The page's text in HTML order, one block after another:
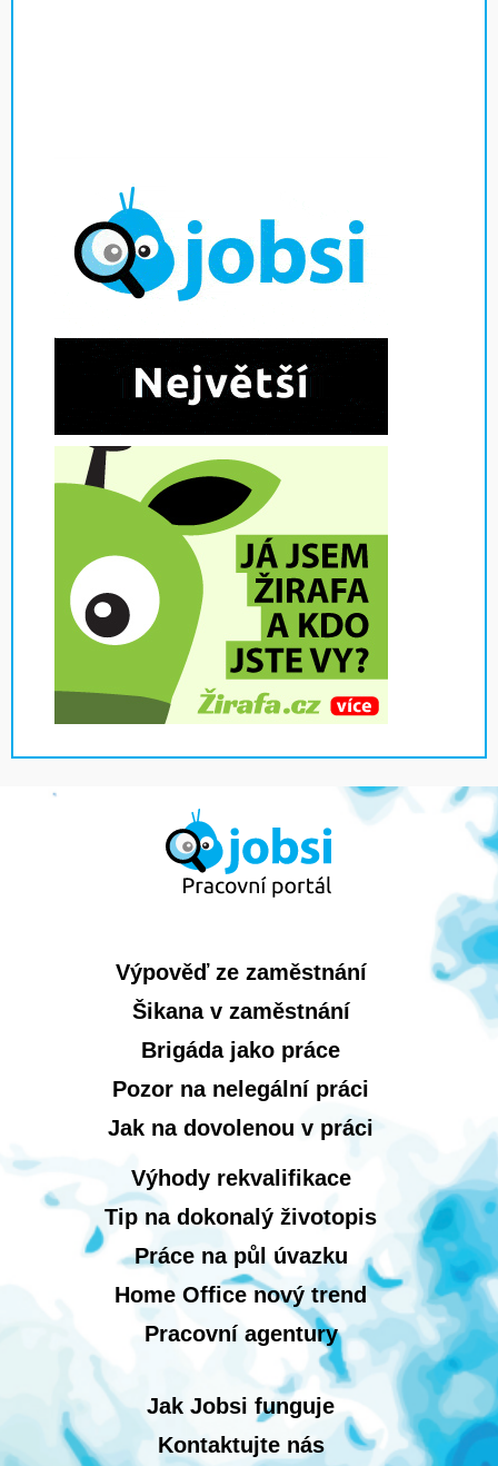
Výpověď ze zaměstnání
Šikana v zaměstnání
Brigáda jako práce
Pozor na nelegální práci
Jak na dovolenou v práci
Výhody rekvalifikace
Tip na dokonalý životopis
Práce na půl úvazku
Home Office nový trend
Pracovní agentury
Jak Jobsi funguje
Kontaktujte nás